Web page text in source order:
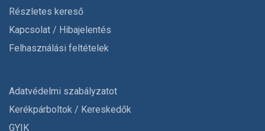
Részletes kereső
Kapcsolat / Hibajelentés
Felhasználási feltételek
Adatvédelmi szabályzatot
Kerékpárboltok / Kereskedők
GYIK